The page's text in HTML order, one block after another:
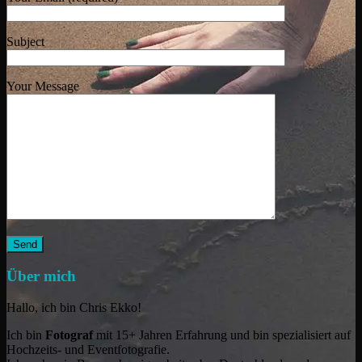
Subject
Your Message
Über mich
Hallo, ich bin Chris Ekko!
Ich bin Fotografmit 15+ Jahren Erfahrung und bin spezialisiert auf
Hochzeits- und Eventfotografie.